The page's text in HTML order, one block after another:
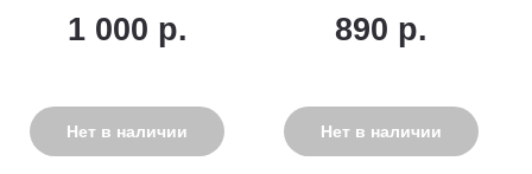
1 000 р.
Нет в наличии
890 р.
Нет в наличии